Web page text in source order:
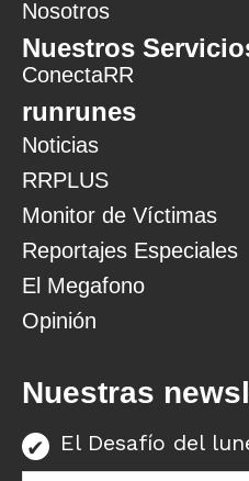
Nosotros
Nuestros
ConectaRR
runrunes
Noticias
RRPLUS
Monitor de Víctimas
Reportajes Especiales
El Megafono
Opinión
Nuestras
El Desafío del